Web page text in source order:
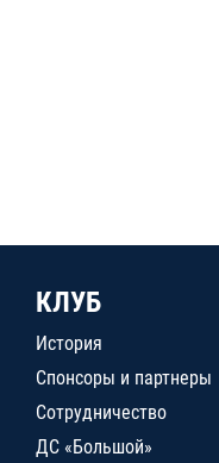
КЛУБ
История
Спонсоры и партнеры
Сотрудничество
ДС «Большой»